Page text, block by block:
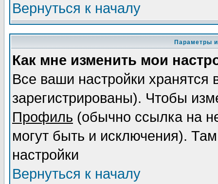
Вернуться к началу
Параметры
Как мне изменить мои
Все ваши настройки
зарегистрированы). Чтобы
Профиль (обычно ссылка на
могут быть и исключения).
настройки
Вернуться к началу